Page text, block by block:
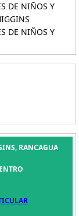
DE NIÑOS Y
DE NIÑOS Y
RANCAGUA